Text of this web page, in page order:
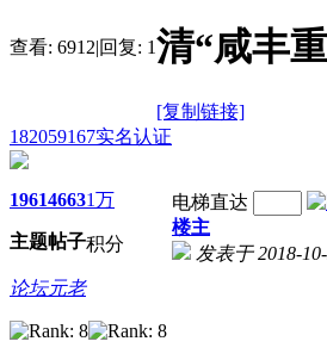
查看: 6912|回复: 1清“咸丰
[复制链接]
182059167实名认证
1961
主题
4663
帖子
1万
积分
论坛元老
电梯直达
楼主
发表于 2018-